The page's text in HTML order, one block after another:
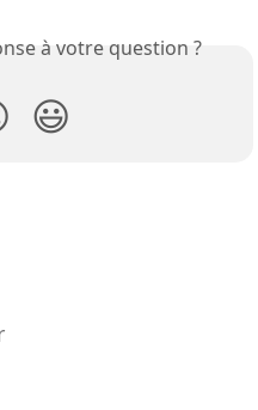
à votre question ?
😃